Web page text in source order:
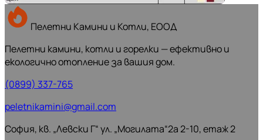
Пелетни Камини и Котли, ЕООД
Пелетни камини, котли и горелки — ефективно и
екологично отопление за вашия дом.
(0899) 337-765
peletnikamini@gmail.com
София, кв. „Левски Г“ ул. „Могилата“2а 2-10, етаж 2